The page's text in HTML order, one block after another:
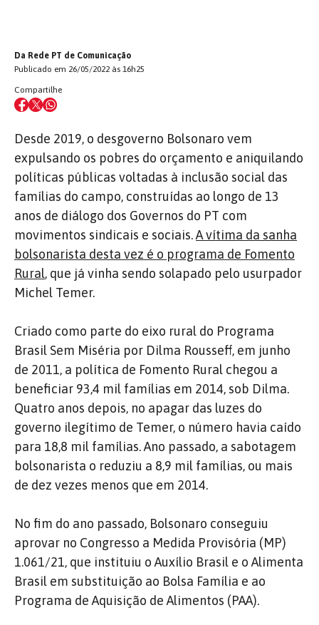
Da Rede PT de Comunicação
Publicado em 26/05/2022 às 16h25
Compartilhe
Desde 2019, o desgoverno Bolsonaro vem
expulsando os pobres do orçamento e aniquilando
políticas públicas voltadas à inclusão social das
famílias do campo, construídas ao longo de 13
anos de diálogo dos Governos do PT com
movimentos sindicais e sociais.A vítima da sanha
bolsonarista desta vez é o programa de Fomento
Rural, que já vinha sendo solapado pelo usurpador
Michel Temer.
Criado como parte do eixo rural do Programa
Brasil Sem Miséria por Dilma Rousseff, em junho
de 2011, a política de Fomento Rural chegou a
beneficiar 93,4 mil famílias em 2014, sob Dilma.
Quatro anos depois, no apagar das luzes do
governo ilegítimo de Temer, o número havia caído
para 18,8 mil famílias. Ano passado, a sabotagem
bolsonarista o reduziu a 8,9 mil famílias, ou mais
de dez vezes menos que em 2014.
No fim do ano passado, Bolsonaro conseguiu
aprovar no Congresso a Medida Provisória (MP)
1.061/21, que instituiu o Auxílio Brasil e o Alimenta
Brasil em substituição ao Bolsa Família e ao
Programa de Aquisição de Alimentos (PAA).